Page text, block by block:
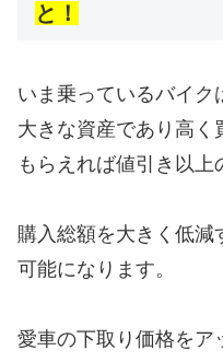
と！
いま乗っているバイク
大きな資産であり高く
もらえれば値引き以上
購入総額を大きく低減
可能になります。
愛車の下取り価格をア